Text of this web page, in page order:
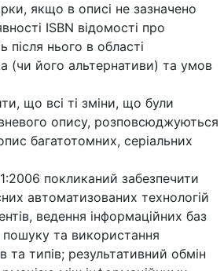
якщо в описі не зазначено
ISBN відомості про
після нього в області
(чи його альтернативи) та умов
що всі ті зміни, що були
опису, розповсюджуються
багатотомних, серіальних
покликаний забезпечити
автоматизованих технологій
ведення інформаційних баз
пошуку та використання
та типів; результативний обмін